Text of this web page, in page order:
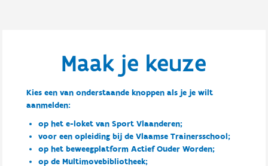
Maak je keuze
Kies een van onderstaande knoppen als je je wilt
aanmelden:
op het e-loket van Sport Vlaanderen;
voor een opleiding bij de Vlaamse Trainersschool;
op het beweegplatform Actief Ouder Worden;
op de Multimovebibliotheek;